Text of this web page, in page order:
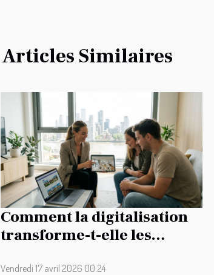
Articles Similaires
Comment la digitalisation
transforme-t-elle les
Vendredi 17 avril 2026 00:24